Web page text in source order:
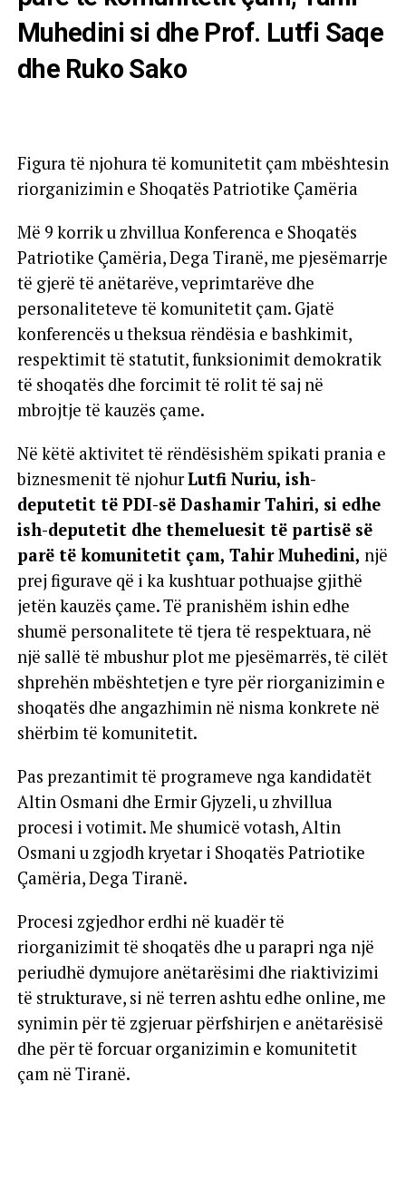
Muhedini si dhe Prof. Lutfi Saqe
dhe Ruko Sako
Figura të njohura të komunitetit çam mbështesin
riorganizimin e Shoqatës Patriotike Çamëria
Më 9 korrik u zhvillua Konferenca e Shoqatës
Patriotike Çamëria, Dega Tiranë, me pjesëmarrje
të gjerë të anëtarëve, veprimtarëve dhe
personaliteteve të komunitetit çam. Gjatë
konferencës u theksua rëndësia e bashkimit,
respektimit të statutit, funksionimit demokratik
të shoqatës dhe forcimit të rolit të saj në
mbrojtje të kauzës çame.
Në këtë aktivitet të rëndësishëm spikati prania e
biznesmenit të njohurLutfi Nuriu, ish-
deputetit të PDI-së Dashamir Tahiri, si edhe
ish-deputetit dhe themeluesit të partisë së
parë të komunitetit çam, Tahir Muhedini, një
prej figurave që i ka kushtuar pothuajse gjithë
jetën kauzës çame. Të pranishëm ishin edhe
shumë personalitete të tjera të respektuara, në
një sallë të mbushur plot me pjesëmarrës, të cilët
shprehën mbështetjen e tyre për riorganizimin e
shoqatës dhe angazhimin në nisma konkrete në
shërbim të komunitetit.
Pas prezantimit të programeve nga kandidatët
Altin Osmani dhe Ermir Gjyzeli, u zhvillua
procesi i votimit. Me shumicë votash, Altin
Osmani u zgjodh kryetar i Shoqatës Patriotike
Çamëria, Dega Tiranë.
Procesi zgjedhor erdhi në kuadër të
riorganizimit të shoqatës dhe u parapri nga një
periudhë dymujore anëtarësimi dhe riaktivizimi
të strukturave, si në terren ashtu edhe online, me
synimin për të zgjeruar përfshirjen e anëtarësisë
dhe për të forcuar organizimin e komunitetit
çam në Tiranë.